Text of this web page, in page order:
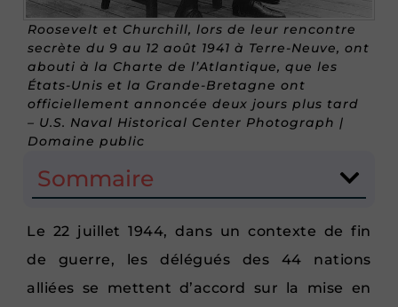
Roosevelt et Churchill, lors de leur rencontre
secrète du 9 au 12 août 1941 à Terre-Neuve, ont
abouti à la Charte de l’Atlantique, que les
États-Unis et la Grande-Bretagne ont
officiellement annoncée deux jours plus tard
– U.S. Naval Historical Center Photograph |
Domaine public
Sommaire
Le 22 juillet 1944, dans un contexte de fin
de guerre, les délégués des 44 nations
alliées se mettent d’accord sur la mise en